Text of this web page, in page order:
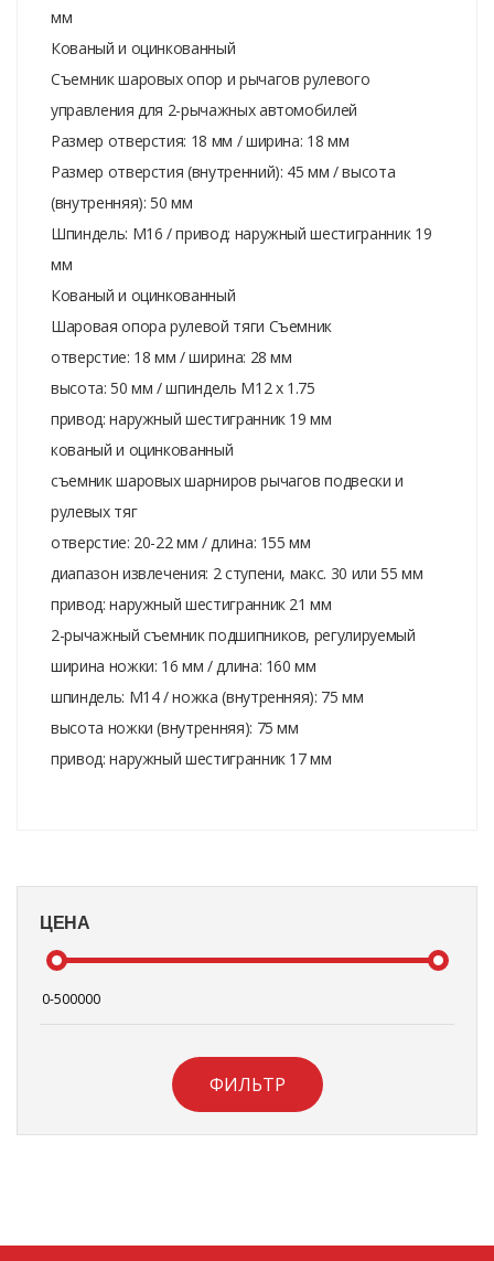
ЦЕНА
ФИЛЬТР
мм
Кованый и оцинкованный
Съемник шаровых опор и рычагов рулевого
управления для 2-рычажных автомобилей
Размер отверстия: 18 мм / ширина: 18 мм
Размер отверстия (внутренний): 45 мм / высота
(внутренняя): 50 мм
Шпиндель: M16 / привод: наружный шестигранник 19
мм
Кованый и оцинкованный
Шаровая опора рулевой тяги Съемник
отверстие: 18 мм / ширина: 28 мм
высота: 50 мм / шпиндель M12 x 1.75
привод: наружный шестигранник 19 мм
кованый и оцинкованный
съемник шаровых шарниров рычагов подвески и
рулевых тяг
отверстие: 20-22 мм / длина: 155 мм
диапазон извлечения: 2 ступени, макс. 30 или 55 мм
привод: наружный шестигранник 21 мм
2-рычажный съемник подшипников, регулируемый
ширина ножки: 16 мм / длина: 160 мм
шпиндель: M14 / ножка (внутренняя): 75 мм
высота ножки (внутренняя): 75 мм
привод: наружный шестигранник 17 мм